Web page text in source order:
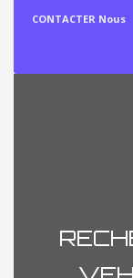
CONTACTER Nous